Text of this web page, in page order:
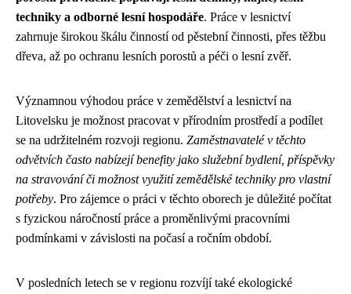
techniky a odborné lesní hospodáře. Práce v lesnictví
zahrnuje širokou škálu činností od pěstební činnosti, přes těžbu
dřeva, až po ochranu lesních porostů a péči o lesní zvěř.
Významnou výhodou práce v zemědělství a lesnictví na
Litovelsku je možnost pracovat v přírodním prostředí a podílet
se na udržitelném rozvoji regionu. Zaměstnavatelé v těchto
odvětvích často nabízejí benefity jako služební bydlení, příspěvky
na stravování či možnost využití zemědělské techniky pro vlastní
potřeby. Pro zájemce o práci v těchto oborech je důležité počítat
s fyzickou náročností práce a proměnlivými pracovními
podmínkami v závislosti na počasí a ročním období.
V posledních letech se v regionu rozvíjí také ekologické